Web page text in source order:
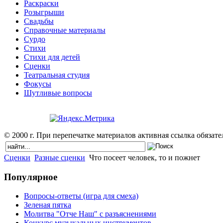
Раскраски
Розыгрыши
Свадьбы
Справочные материалы
Сурдо
Стихи
Стихи для детей
Сценки
Театральная студия
Фокусы
Шутливые вопросы
© 2000 г. При перепечатке материалов активная ссылка
Сценки Разные сценки Что посеет человек, то и пожнет
Популярное
Вопросы-ответы (игра для смеха)
Зеленая пятка
Молитва "Отче Наш" с разъяснениями